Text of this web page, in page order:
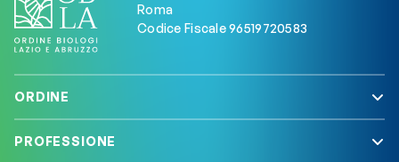
Roma
Codice Fiscale 96519720583
ORDINE
PROFESSIONE